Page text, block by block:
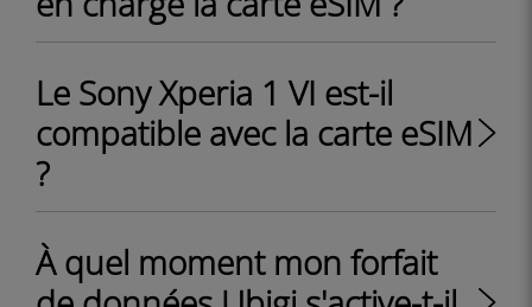
Le Sony Xperia 1 VI est-il
compatible avec la carte eSIM
?
À quel moment mon forfait